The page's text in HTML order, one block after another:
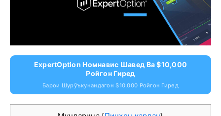
ExpertOption Номнавис Шавед Ва $10,000
Ройгон Гиред
Барои Шурӯъкунандагон $10,000 Ройгон Гиред